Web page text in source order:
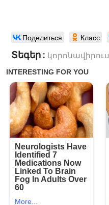
Поделиться Класс
Տեգեր : կորոնավիրուս